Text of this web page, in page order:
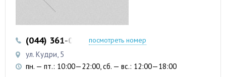
(044) 361-09-51 (067) 403-07-47
посмотреть номер
ул. Кудри, 5
пн. — пт.: 10:00—22:00, сб. — вс.: 12:00—18:00